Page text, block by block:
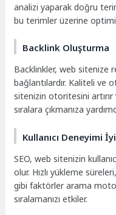
analizi yaparak doğru
bu terimler üzerine
Backlink Oluşturma
Backlinkler, web sitenize
bağlantılardır. Kaliteli ve
sitenizin otoritesini
sıralara çıkmanıza
Kullanıcı Deneyimi
SEO, web sitenizin
olur. Hızlı yükleme
gibi faktörler arama
sıralamanızı etkiler.